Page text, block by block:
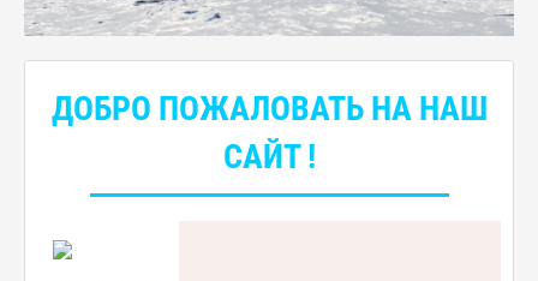
ДОБРО ПОЖАЛОВАТЬ НА НАШ
САЙТ !